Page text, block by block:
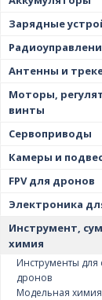
Зарядные
Антенны и
Моторы,
винты
Сервоприводы
Камеры и
FPV для дронов
Электроника
Инструмент,
химия
Инструменты для
дронов
Модельная химия